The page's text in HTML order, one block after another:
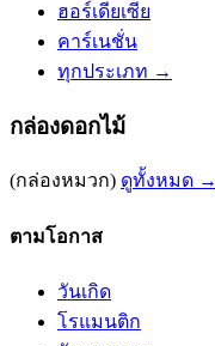
ฮอร์เดียเซีย
คาร์เนชั่น
ทุกประเภท →
กล่องดอกไม้
(กล่องหมวก) ดูทั้งหมด →
ตามโอกาส
วันเกิด
โรแมนติก